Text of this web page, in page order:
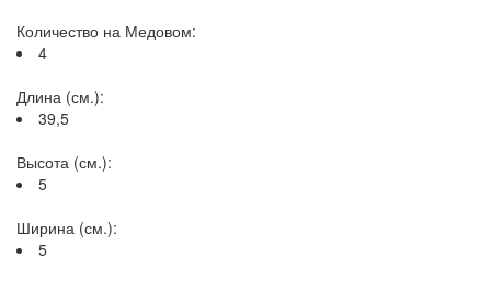
Количество на Медовом:
4
Длина (см.):
39,5
Высота (см.):
5
Ширина (см.):
5